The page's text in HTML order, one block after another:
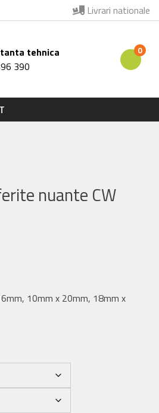
Livrari nationale
tehnica
390
0
nuante CW
10mm x 20mm, 18mm x